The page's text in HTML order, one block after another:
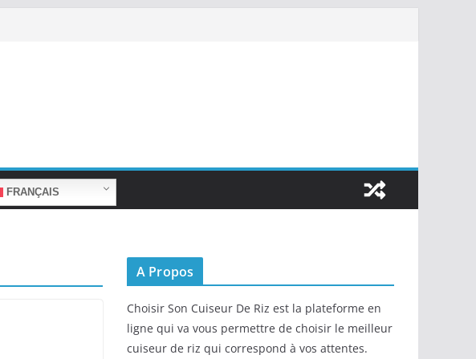
FRANÇAIS
A Propos
Choisir Son Cuiseur De Riz est la plateforme en
ligne qui va vous permettre de choisir le meilleur
cuiseur de riz qui correspond à vos attentes.